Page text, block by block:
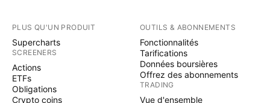
PLUS QU'UN PRODUIT
Supercharts
SCREENERS
Actions
ETFs
Obligations
Crypto coins
OUTILS & ABONNEMENTS
Fonctionnalités
Tarifications
Données boursières
Offrez des abonnements
TRADING
Vue d'ensemble